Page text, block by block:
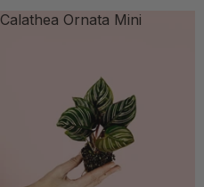
Calathea Ornata Mini